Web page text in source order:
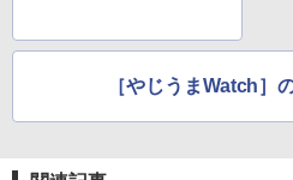
［やじうまWatch］